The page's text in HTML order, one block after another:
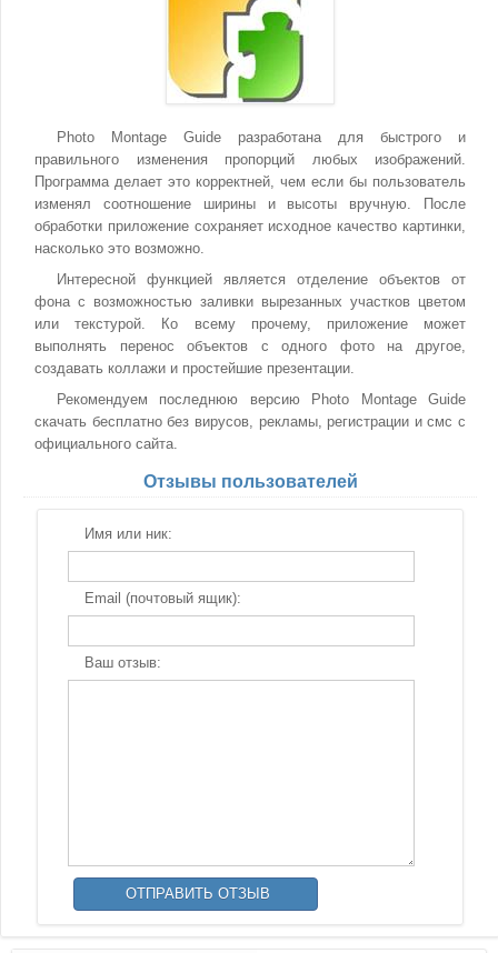
Photo Montage Guide разработана для быстрого и
правильного изменения пропорций любых изображений.
Программа делает это корректней, чем если бы пользователь
изменял соотношение ширины и высоты вручную. После
обработки приложение сохраняет исходное качество картинки,
насколько это возможно.
Интересной функцией является отделение объектов от
фона с возможностью заливки вырезанных участков цветом
или текстурой. Ко всему прочему, приложение может
выполнять перенос объектов с одного фото на другое,
создавать коллажи и простейшие презентации.
Рекомендуем последнюю версию Photo Montage Guide
скачать бесплатно без вирусов, рекламы, регистрации и смс с
официального сайта.
Отзывы пользователей
Имя или ник:
Email (почтовый ящик):
Ваш отзыв: